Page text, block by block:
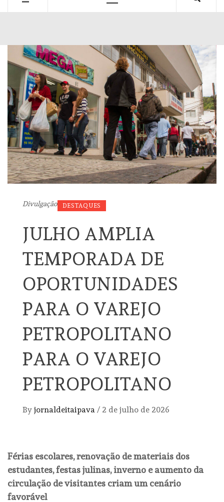
Divulgação DESTAQUES
JULHO AMPLIA
TEMPORADA DE
OPORTUNIDADES
PARA O VAREJO
PETROPOLITANO
PARA O VAREJO
PETROPOLITANO
By jornaldeitaipava / 2 de julho de 2026
Férias escolares, renovação de materiais dos
estudantes, festas julinas, inverno e aumento da
circulação de visitantes criam um cenário
favorável